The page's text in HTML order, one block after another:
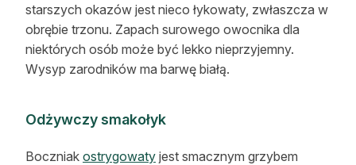
starszych okazów jest nieco łykowaty, zwłaszcza w
obrębie trzonu. Zapach surowego owocnika dla
niektórych osób może być lekko nieprzyjemny.
Wysyp zarodników ma barwę białą.
Odżywczy smakołyk
Boczniak ostrygowaty jest smacznym grzybem